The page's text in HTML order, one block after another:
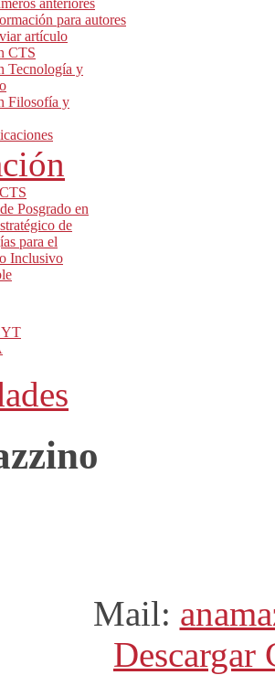
anteriores
para autores
artículo
CTS
Tecnología y
Filosofía y
Posgrado en
de
para el
Inclusivo
Mail:
Descargar